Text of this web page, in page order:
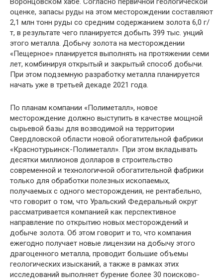
оценке, запасы руды на этом месторождении составляют
2,1 млн тонн руды со средним содержанием золота 6,0 г/
т, в результате чего планируется добыть 399 тыс. унций
этого металла. Добычу золота на месторождении
«Пещерное» планируется выполнять на протяжении семи
лет, комбинируя открытый и закрытый способ добычи.
При этом подземную разработку металла планируется
начать уже в третьей декаде 2021 года.
По планам компании «Полиметалл», новое
месторождение должно выступить в качестве мощной
сырьевой базы для возводимой на территории
Свердловской области новой обогатительной фабрики
«Краснотурьинск-Полиметалл». При этом вкладывать
десятки миллионов долларов в строительство
современной и технологичной обогатительной фабрики
только для обработки полезных ископаемых,
получаемых с одного месторождения, не рентабельно,
что говорит о том, что Уральский Федеральный округ
рассматривается компанией как перспективное
направление по открытию новых месторождений и
добыче золота. Об этом говорит и то, что компания
ежегодно получает новые лицензии на добычу этого
драгоценного металла, проводит большие объемы
геологических изысканий, а также в рамках этих
исследований выполняет бурение более 30 поисково-